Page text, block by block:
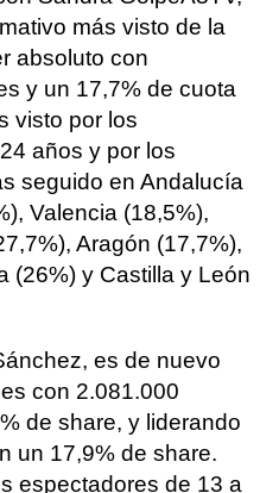
más visto de la
absoluto con
y un 17,7% de cuota
visto por los
años y por los
seguido en Andalucía
Valencia (18,5%),
Aragón (17,7%),
(26%) y Castilla y León
es de nuevo
con 2.081.000
de share, y liderando
un 17,9% de share.
espectadores de 13 a